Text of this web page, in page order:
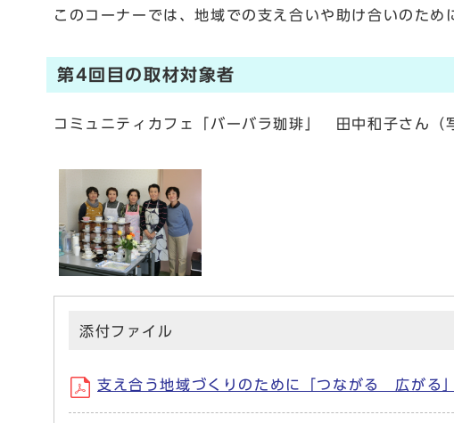
このコーナーでは、地域での支え合いや助け合いのため
第4回目の取材対象者
コミュニティカフェ「バーバラ珈琲」 田中和子さん（
添付ファイル
支え合う地域づくりのために「つながる 広が